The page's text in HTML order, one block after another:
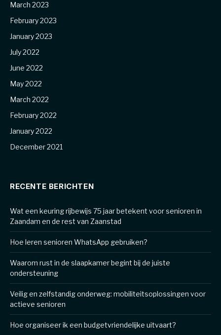
March 2023
February 2023
January 2023
July 2022
June 2022
May 2022
March 2022
February 2022
January 2022
December 2021
RECENTE BERICHTEN
Wat een keuring rijbewijs 75 jaar betekent voor senioren in
Zaandam en de rest van Zaanstad
Hoe leren senioren WhatsApp gebruiken?
Waarom rust in de slaapkamer begint bij de juiste
ondersteuning
Veilig en zelfstandig onderweg: mobiliteitsoplossingen voor
actieve senioren
Hoe organiseer ik een budgetvriendelijke uitvaart?